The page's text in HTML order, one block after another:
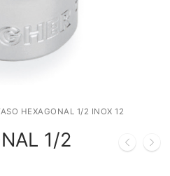
HEXAGONAL 1/2 INOX 12
1/2